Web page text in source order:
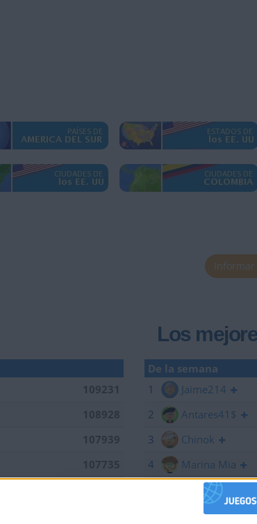
Los
109231
107939
De la semana
1
Jaime214
2
Antares41$
3
Chinok
4
Marina Mia
BODELAMI50
Centenario